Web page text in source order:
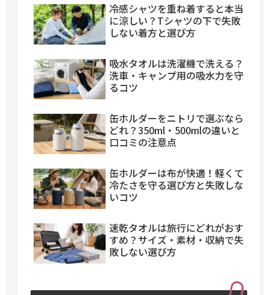
冷感シャツを重ね着すると本当
に涼しい？Tシャツの下で失敗
しない着方と選び方
吸水タオルは洗濯機で洗える？
洗車・キャンプ用の吸水力を守
るコツ
缶ホルダーをニトリで選ぶなら
どれ？350ml・500mlの違いと
口コミの注意点
缶ホルダーは布が快適！軽くて
冷たさを守る選び方と失敗しな
いコツ
速乾タオルは旅行にどれがおす
すめ？サイズ・素材・収納で失
敗しない選び方